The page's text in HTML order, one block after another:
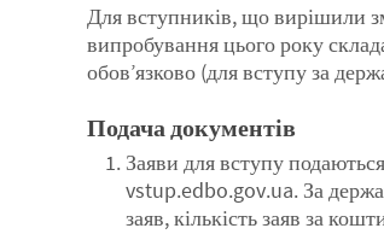
Для вступників, що вирішили
випробування цього року
обов’язково (для вступу за
Подача документів
Заяви для вступу
vstup.edbo.gov.ua. За
заяв, кількість заяв за